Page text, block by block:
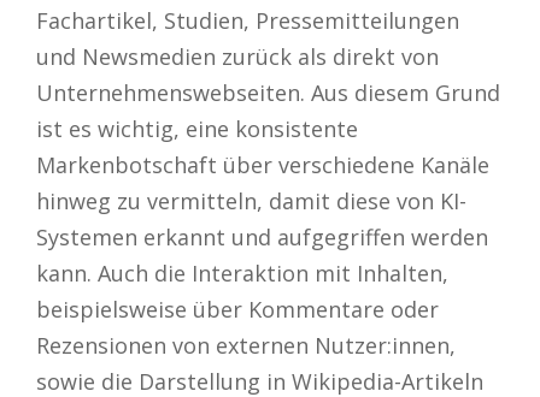
Fachartikel, Studien, Pressemitteilungen
und Newsmedien zurück als direkt von
Unternehmenswebseiten. Aus diesem Grund
ist es wichtig, eine konsistente
Markenbotschaft über verschiedene Kanäle
hinweg zu vermitteln, damit diese von KI-
Systemen erkannt und aufgegriffen werden
kann. Auch die Interaktion mit Inhalten,
beispielsweise über Kommentare oder
Rezensionen von externen Nutzer:innen,
sowie die Darstellung in Wikipedia-Artikeln